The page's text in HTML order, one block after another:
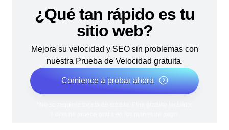
¿Qué tan rápido es tu
sitio web?
Mejora su velocidad y SEO sin problemas con
nuestra Prueba de Velocidad gratuita.
Comience a probar ahora